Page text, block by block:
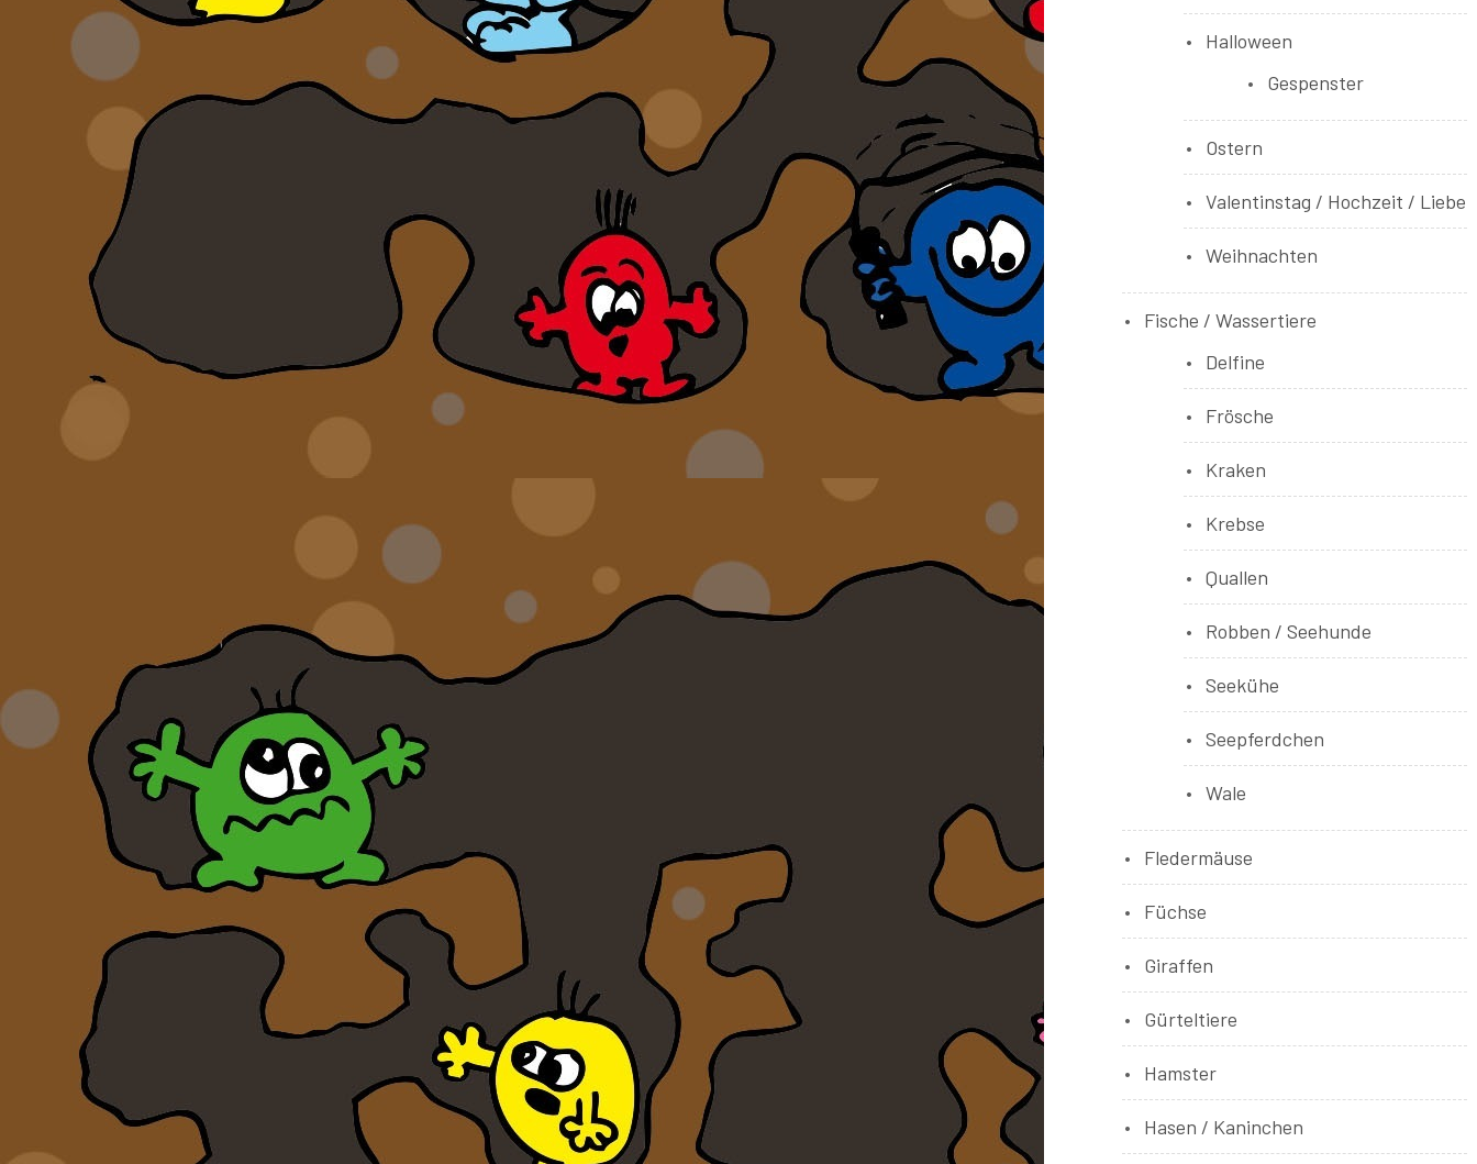
Halloween
Gespenster
Ostern
Valentinstag / Hochzeit / Liebe
Weihnachten
Fische / Wassertiere
Delfine
Frösche
Kraken
Krebse
Quallen
Robben / Seehunde
Seekühe
Seepferdchen
Wale
Fledermäuse
Füchse
Giraffen
Gürteltiere
Hamster
Hasen / Kaninchen